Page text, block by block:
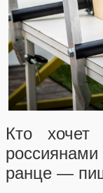
Кто хочет
ранце —